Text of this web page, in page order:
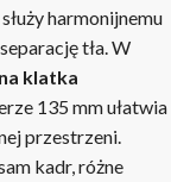
harmonijnemu
tła. W
klatka
135 mm ułatwia
przestrzeni.
kadr, różne